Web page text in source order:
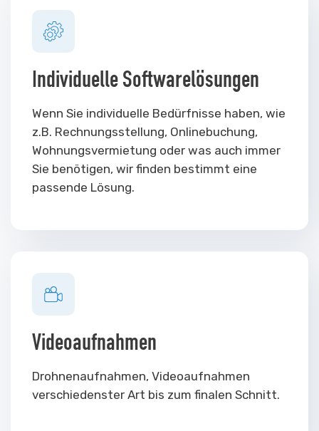
Individuelle Softwarelösungen
Wenn Sie individuelle Bedürfnisse haben, wie
z.B. Rechnungsstellung, Onlinebuchung,
Wohnungsvermietung oder was auch immer
Sie benötigen, wir finden bestimmt eine
passende Lösung.
Videoaufnahmen
Drohnenaufnahmen, Video­aufnahmen
verschiedenster Art bis zum finalen Schnitt.